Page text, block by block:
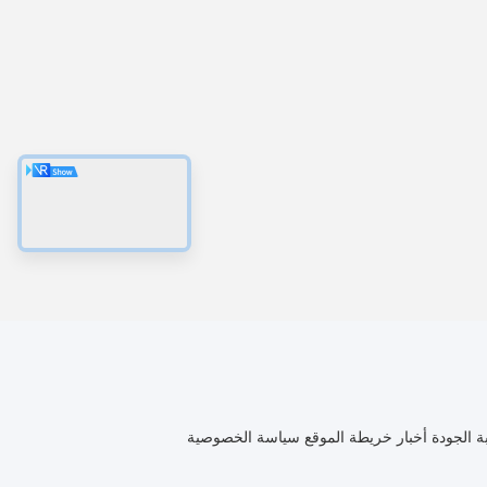
الجودة أخبار خريطة الموقع سياسة الخصوصية